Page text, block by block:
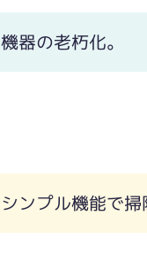
機器の老朽化。
シンプル機能で掃